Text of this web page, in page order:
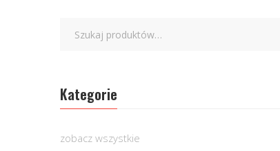
Kategorie
zobacz wszystkie